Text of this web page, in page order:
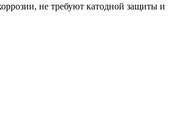
не требуют катодной защиты и